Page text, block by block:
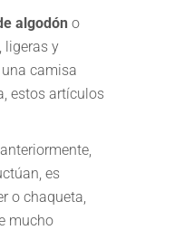
algodón o
ligeras y
camisa
estos artículos
es
o chaqueta,
mucho